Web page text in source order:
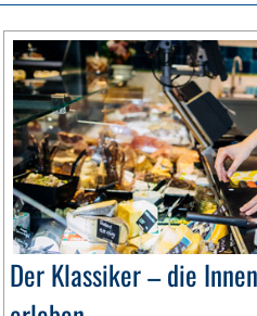
Der Klassiker – die